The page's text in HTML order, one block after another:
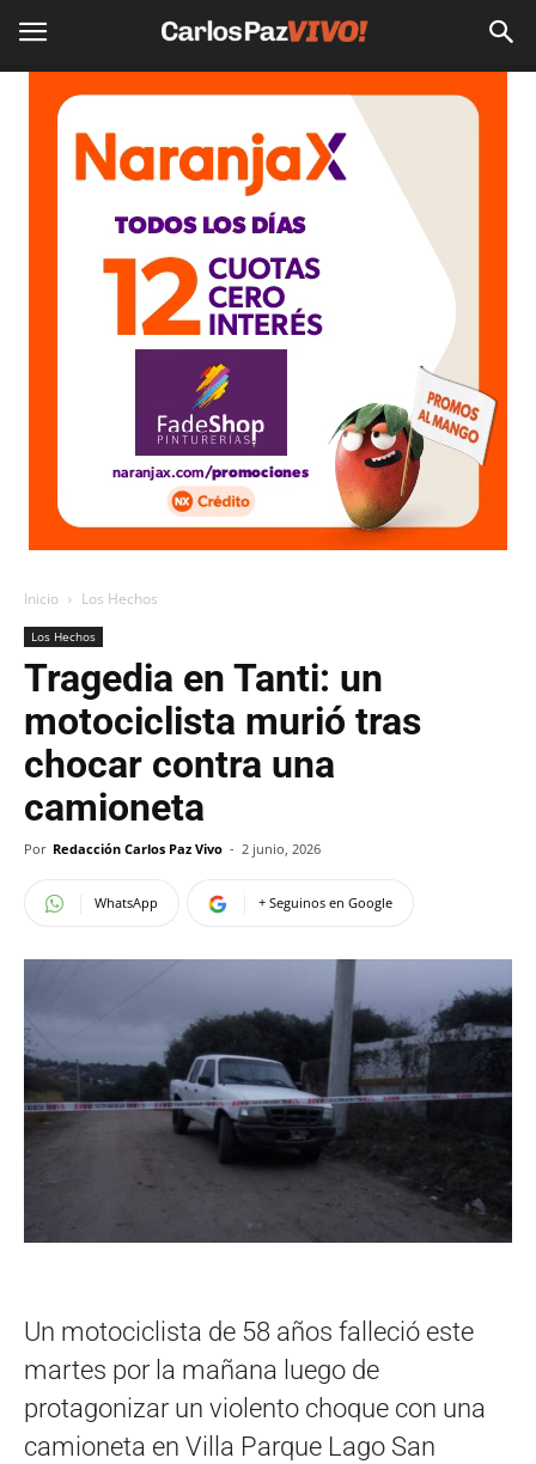
Inicio Los Hechos
Los Hechos
Tragedia en Tanti: un
motociclista murió tras
chocar contra una
camioneta
Por Redacción Carlos Paz Vivo - 2 junio, 2026
WhatsApp + Seguinos en Google
Un motociclista de 58 años falleció este
martes por la mañana luego de
protagonizar un violento choque con una
camioneta en Villa Parque Lago San